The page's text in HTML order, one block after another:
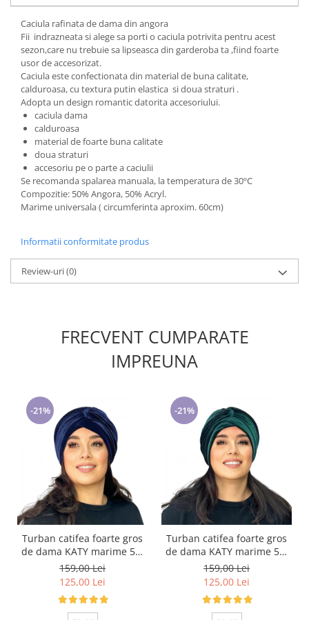
Cadouri pentru Doctori
Cadouri pentru Sfânta Maria
Martisoare
Caciula rafinata de dama din angora
Fii indrazneata si alege sa porti o caciula potrivita pentru acest
sezon,care nu trebuie sa lipseasca din garderoba ta ,fiind foarte
usor de accesorizat.
Caciula este confectionata din material de buna calitate,
calduroasa, cu textura putin elastica si doua straturi .
Adopta un design romantic datorita accesoriului.
caciula dama
calduroasa
material de foarte buna calitate
doua straturi
accesoriu pe o parte a caciulii
Se recomanda spalarea manuala, la temperatura de 30ºC
Compozitie: 50% Angora, 50% Acryl.
Marime universala ( circumferinta aproxim. 60cm)
Informatii conformitate produs
Review-uri(0)
FRECVENT CUMPARATE
IMPREUNA
-21%
Turban catifea foarte gros
de dama KATY marime 58-
60, captuseala polar,
culoare bleomarin
159,00 Lei
125,00 Lei
-21%
Turban catifea foarte gros
de dama KATY marime 58-
60, captuseala polar,
culoare verde emerald
159,00 Lei
125,00 Lei